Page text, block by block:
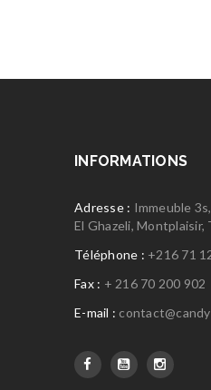
INFORMATIONS
Adresse : Immeuble
El Ghazeli, Montplaisir,
Téléphone : +216 71
Fax : + 216 70 200 902
E-mail :